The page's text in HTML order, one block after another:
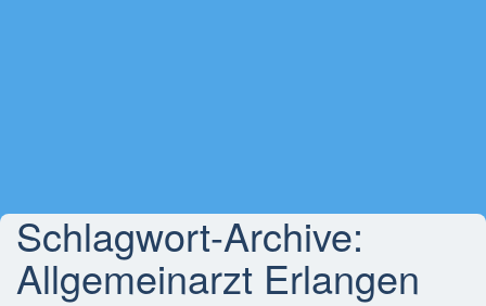
Schlagwort-Archive:
Allgemeinarzt Erlangen